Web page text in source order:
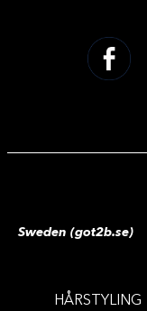
VOLYM
HÅRSTYLING
Sweden (got2b.se)